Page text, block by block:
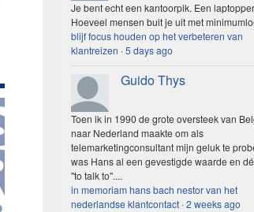
Je bent echt een kantoorpik. Een
Hoeveel mensen buit je uit met
blijf focus houden op het verbeteren van
klantreizen ·5 days ago
Guido Thys
Toen ik in 1990 de grote oversteek van
naar Nederland maakte om als
telemarketingconsultant mijn geluk te
was Hans al een gevestigde waarde en
"to talk to"....
in memoriam hans bach nestor van het
nederlandse klantcontact ·2 weeks ago